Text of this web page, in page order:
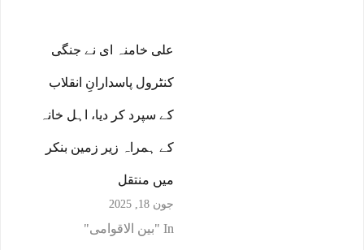
علی خامنہ ای نے جنگی
کنٹرول پاسدارانِ انقلاب
کے سپرد کر دیا، اہل خانہ
کے ہمراہ زیر زمین بنکر
میں منتقل
جون 18, 2025
In "بین الاقوامی"